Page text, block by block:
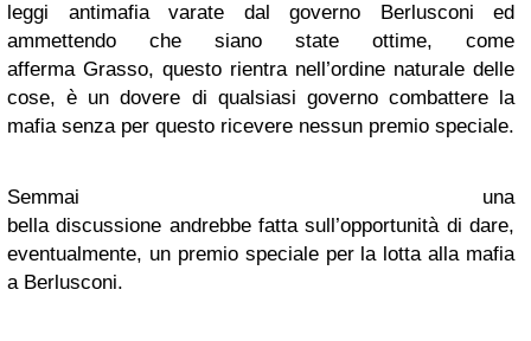
leggi antimafia varate dal governo Berlusconi ed
ammettendo che siano state ottime, come
afferma Grasso, questo rientra nell’ordine naturale delle
cose, è un dovere di qualsiasi governo combattere la
mafia senza per questo ricevere nessun premio speciale.
Semmai una
bella discussione andrebbe fatta sull’opportunità di dare,
eventualmente, un premio speciale per la lotta alla mafia
a Berlusconi.